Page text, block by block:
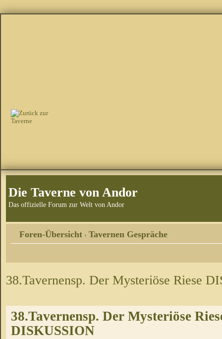
Die Taverne von Andor
Das offizielle Forum zur Welt von Andor
Foren-Übersicht ‹ Tavernen Gespräche
38.Tavernensp. Der Mysteriöse Riese
38.Tavernensp. Der Mysteriöse
DISKUSSION